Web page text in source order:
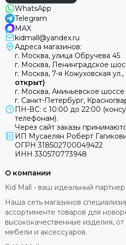
WhatsApp
Telegram
MAX
kidmall@yandex.ru
Адреса магазинов:
г. Москва, улица Обручева 45
г. Москва, Ленинградское
г. Москва, 7-я Кожуховская
открыт)
г. Москва, Аминьевское шоссе
г. Санкт-Петербург,
ПН-ВС: с 10:00 до 22:00
телефонам).
Через сайт заказы
ИП Мусаелян Роберт
ОГРН 318502700049422
ИНН 330570773948
О компании
Kid Mall - ваш идеальный
Наша сеть магазинов
ассортименте товаров для
высококачественные изделия,
мебели и аксессуаров.